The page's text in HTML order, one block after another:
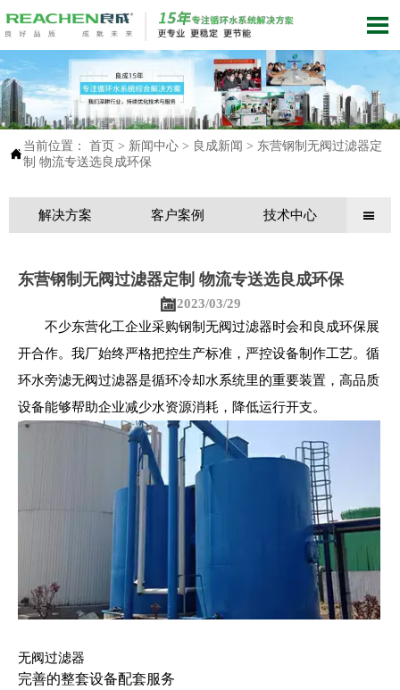


当前位置： 首页 > 新闻中心 > 良成新闻 > 东营钢制无阀过滤器定
制 物流专送选良成环保
解决方案 客户案例 技术中心 
东营钢制无阀过滤器定制 物流专送选良成环保
2023/03/29
不少东营化工企业采购钢制无阀过滤器时会和良成环保展
开合作。我厂始终严格把控生产标准，严控设备制作工艺。循
环水旁滤无阀过滤器是循环冷却水系统里的重要装置，高品质
设备能够帮助企业减少水资源消耗，降低运行开支。
无阀过滤器
完善的整套设备配套服务